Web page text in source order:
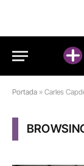
Portada » Carles